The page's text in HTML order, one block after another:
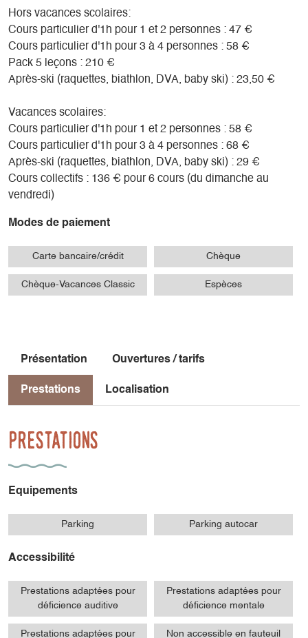
Hors vacances scolaires:
Cours particulier d'1h pour 1 et 2 personnes : 47 €
Cours particulier d'1h pour 3 à 4 personnes : 58 €
Pack 5 leçons : 210 €
Après-ski (raquettes, biathlon, DVA, baby ski) : 23,50 €
Vacances scolaires:
Cours particulier d'1h pour 1 et 2 personnes : 58 €
Cours particulier d'1h pour 3 à 4 personnes : 68 €
Après-ski (raquettes, biathlon, DVA, baby ski) : 29 €
Cours collectifs : 136 € pour 6 cours (du dimanche au
vendredi)
Modes de paiement
Carte bancaire/crédit Chèque
Chèque-Vacances Classic Espèces
Présentation Ouvertures / tarifs
Prestations Localisation
Prestations
Equipements
Parking Parking autocar
Accessibilité
Prestations adaptées pour
déficience auditive
Prestations adaptées pour
déficience mentale
Prestations adaptées pour Non accessible en fauteuil